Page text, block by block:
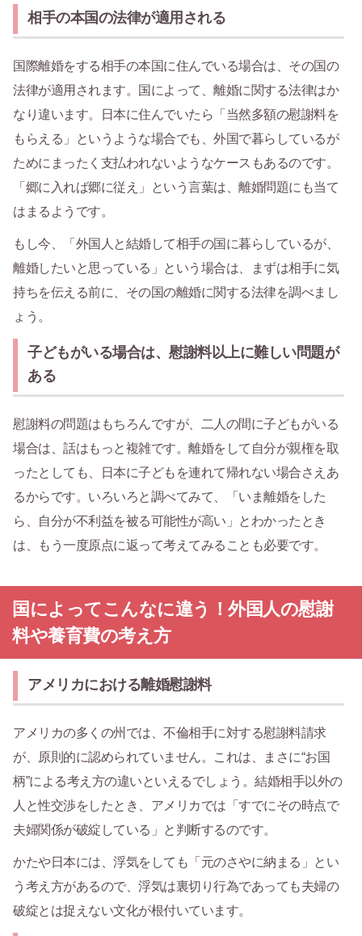
相手の本国の法律が適用される
国際離婚をする相手の本国に住んでいる場合は、その国の
法律が適用されます。国によって、離婚に関する法律はか
なり違います。日本に住んでいたら「当然多額の慰謝料を
もらえる」というような場合でも、外国で暮らしているが
ためにまったく支払われないようなケースもあるのです。
「郷に入れば郷に従え」という言葉は、離婚問題にも当て
はまるようです。
もし今、「外国人と結婚して相手の国に暮らしているが、
離婚したいと思っている」という場合は、まずは相手に気
持ちを伝える前に、その国の離婚に関する法律を調べまし
ょう。
子どもがいる場合は、慰謝料以上に難しい問題が
ある
慰謝料の問題はもちろんですが、二人の間に子どもがいる
場合は、話はもっと複雑です。離婚をして自分が親権を取
ったとしても、日本に子どもを連れて帰れない場合さえあ
るからです。いろいろと調べてみて、「いま離婚をした
ら、自分が不利益を被る可能性が高い」とわかったとき
は、もう一度原点に返って考えてみることも必要です。
国によってこんなに違う！外国人の慰謝
料や養育費の考え方
アメリカにおける離婚慰謝料
アメリカの多くの州では、不倫相手に対する慰謝料請求
が、原則的に認められていません。これは、まさに“お国
柄”による考え方の違いといえるでしょう。結婚相手以外の
人と性交渉をしたとき、アメリカでは「すでにその時点で
夫婦関係が破綻している」と判断するのです。
かたや日本には、浮気をしても「元のさやに納まる」とい
う考え方があるので、浮気は裏切り行為であっても夫婦の
破綻とは捉えない文化が根付いています。